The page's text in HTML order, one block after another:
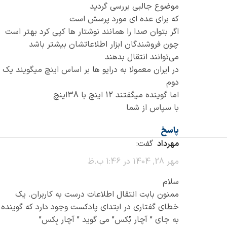
موضوع جالبی بررسی گردید
که برای عده ای مورد پرسش است
اگر بتوان صدا را همانند نوشتار ها کپی کرد بهتر است
چون فروشندگان ابزار اطلاعاتشان بیشتر باشد
می‌توانند انتقال بدهند
در ایران معمولا به درایو ها بر اساس اینچ میگویند یک
دوم
اما گوینده میگفتند 12 اینچ با 38اینچ
با سپاس از شما
پاسخ
مهرداد گفت:
مهر 28, 1404 در 1:46 ب.ظ
سلام
ممنون بابت انتقال اطلاعات درست به کاربران. یک
خطای گفتاری در ابتدای پادکست وجود دارد که گوینده
به جای ” آچار بُکس” می گوید ” آچار بِکس”